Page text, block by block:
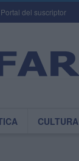
Portal del suscriptor
CULTURA